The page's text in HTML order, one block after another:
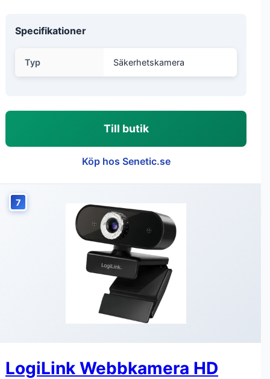
Specifikationer
Typ Säkerhetskamera
Till butik
Köp hos Senetic.se
7
LogiLink Webbkamera HD